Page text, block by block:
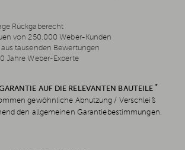
Rückgaberecht
von 250.000 Weber-Kunden
tausenden Bewertungen
Jahre Weber-Experte
AUF DIE RELEVANTEN BAUTEILE *
gewöhnliche Abnutzung / Verschleiß
den allgemeinen Garantiebestimmungen.